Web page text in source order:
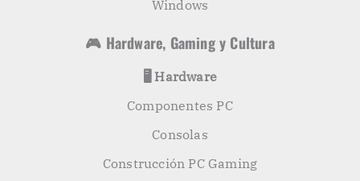
Windows
🎮 Hardware, Gaming y Cultura
🖥️ Hardware
Componentes PC
Consolas
Construcción PC Gaming